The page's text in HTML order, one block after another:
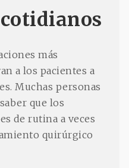
más
a los pacientes a
Muchas personas
que los
de rutina a veces
quirúrgico